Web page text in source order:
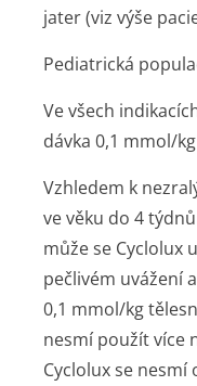
jater (viz výše
Pediatrická
Ve všech
dávka 0,1 mmol/
Vzhledem k
ve věku do 4
může se Cyclolux
pečlivém uvážení
0,1 mmol/kg
nesmí použít více
Cyclolux se